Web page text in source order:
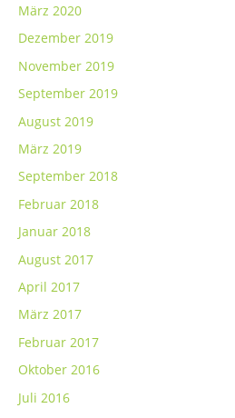
März 2020
Dezember 2019
November 2019
September 2019
August 2019
März 2019
September 2018
Februar 2018
Januar 2018
August 2017
April 2017
März 2017
Februar 2017
Oktober 2016
Juli 2016